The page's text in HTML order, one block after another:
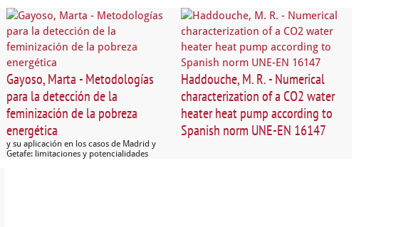
Gayoso, Marta - Metodologías
para la detección de la
feminización de la pobreza
energética
y su aplicación en los casos de Madrid y
Getafe: limitaciones y potencialidades
Haddouche, M. R. - Numerical
characterization of a CO2 water
heater heat pump according to
Spanish norm UNE-EN 16147